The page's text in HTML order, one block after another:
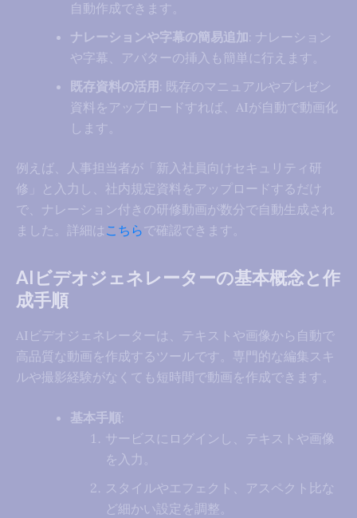
自動作成できます。
ナレーションや字幕の簡易追加: ナレーション
や字幕、アバターの挿入も簡単に行えます。
既存資料の活用: 既存のマニュアルやプレゼン
資料をアップロードすれば、AIが自動で動画化
します。
例えば、人事担当者が「新入社員向けセキュリティ研
修」と入力し、社内規定資料をアップロードするだけ
で、ナレーション付きの研修動画が数分で自動生成され
ました。詳細は こちらで確認できます。
AIビデオジェネレーターの基本概念と作
成手順
AIビデオジェネレーターは、テキストや画像から自動で
高品質な動画を作成するツールです。専門的な編集スキ
ルや撮影経験がなくても短時間で動画を作成できます。
基本手順:
サービスにログインし、テキストや画像
を入力。
スタイルやエフェクト、アスペクト比な
ど細かい設定を調整。